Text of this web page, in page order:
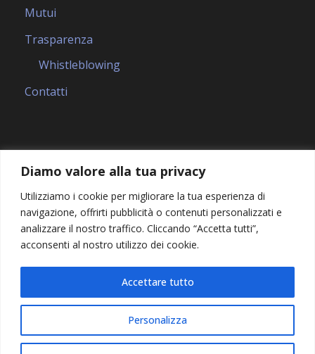
Diamo valore alla tua privacy
Utilizziamo i cookie per migliorare la tua esperienza di
navigazione, offrirti pubblicità o contenuti personalizzati e
analizzare il nostro traffico. Cliccando “Accetta tutti”,
acconsenti al nostro utilizzo dei cookie.
Personalizza
Accettare tutto
Mutui
Trasparenza
Whistleblowing
Contatti
© 2024 | Tutti i diritti riservati — Created by
Ekohub